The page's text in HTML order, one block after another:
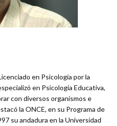
en Psicología por la
en Psicología Educativa,
con diversos organismos e
la ONCE, en su Programa de
su andadura en la Universidad